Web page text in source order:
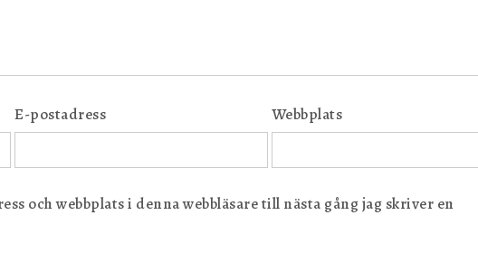
E-postadress Webbplats
och webbplats i denna webbläsare till nästa gång jag skriver en